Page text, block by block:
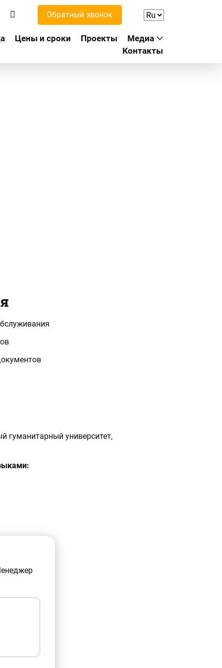
Обратный звонок
Цены и сроки Проекты
Медиа
Контакты
гуманитарный университет,